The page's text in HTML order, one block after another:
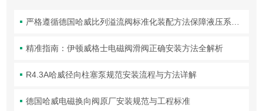
严格遵循德国哈威比列溢流阀标准化装配方法保障液压系统压力调控精准可靠
精准指南：伊顿威格士电磁阀滑阀正确安装方法全解析
R4.3A哈威径向柱塞泵规范安装流程与方法详解
德国哈威电磁换向阀原厂安装规范与工程标准